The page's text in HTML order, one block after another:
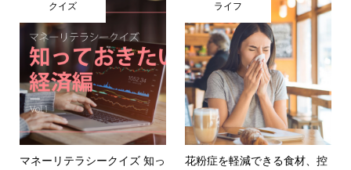
クイズ
マネーリテラシークイズ 知っ
ライフ
花粉症を軽減できる食材、控